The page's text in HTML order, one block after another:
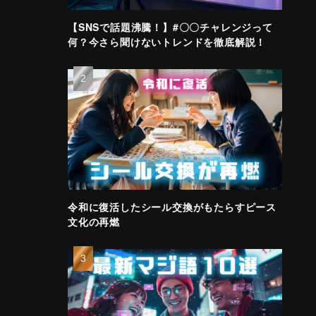
【SNSで話題沸騰！】#〇〇チャレンジって
何？今さら聞けないトレンドを徹底解説！
令和に復活したシール交換がもたらすピース
文化の再燃